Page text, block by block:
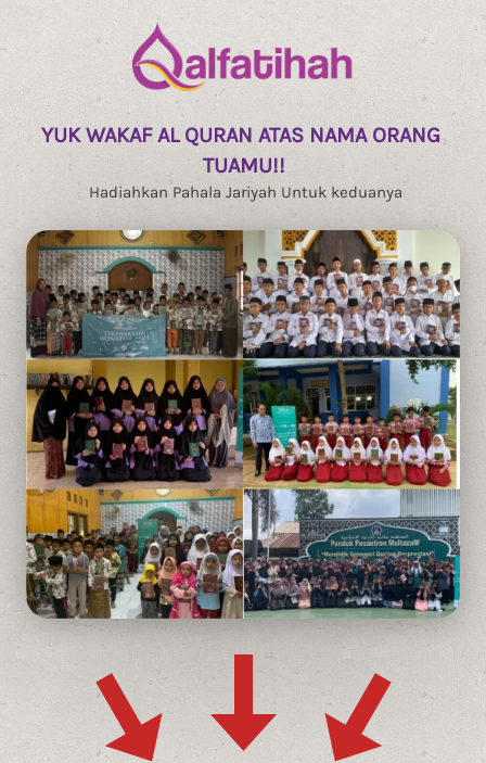
YUK WAKAF AL QURAN ATAS NAMA ORANG
TUAMU!!
Hadiahkan Pahala Jariyah Untuk keduanya